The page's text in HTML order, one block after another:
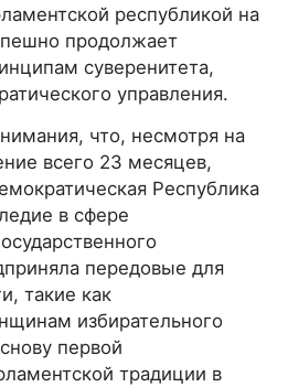
республикой на
продолжает
суверенитета,
управления.
что, несмотря на
всего 23 месяцев,
Республика
в сфере
передовые для
такие как
избирательного
первой
традиции в